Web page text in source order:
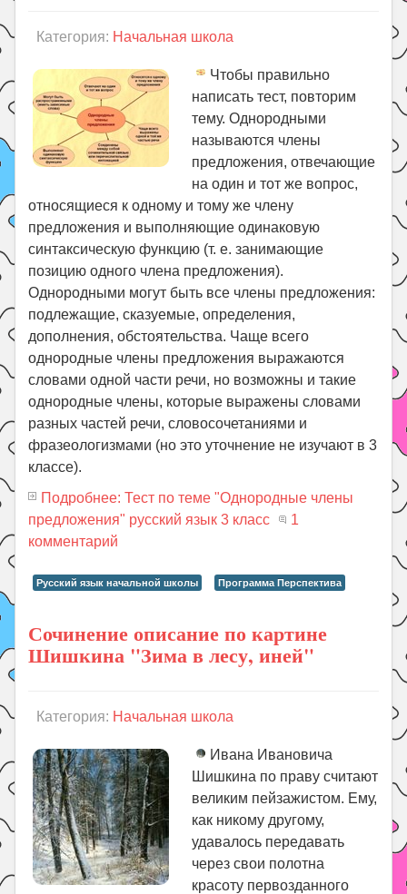
Категория: Начальная школа
Чтобы правильно
написать тест, повторим
тему. Однородными
называются члены
предложения, отвечающие
на один и тот же вопрос,
относящиеся к одному и тому же члену
предложения и выполняющие одинаковую
синтаксическую функцию (т. е. занимающие
позицию одного члена предложения).
Однородными могут быть все члены предложения:
подлежащие, сказуемые, определения,
дополнения, обстоятельства. Чаще всего
однородные члены предложения выражаются
словами одной части речи, но возможны и такие
однородные члены, которые выражены словами
разных частей речи, словосочетаниями и
фразеологизмами (но это уточнение не изучают в 3
классе).
Подробнее: Тест по теме "Однородные члены
предложения" русский язык 3 класс
1
комментарий
Русский язык начальной школы Программа Перспектива
Сочинение описание по картине
Шишкина "Зима в лесу, иней"
Категория: Начальная школа
Ивана Ивановича
Шишкина по праву считают
великим пейзажистом. Ему,
как никому другому,
удавалось передавать
через свои полотна
красоту первозданного